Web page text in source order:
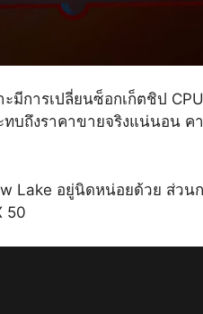
มีการเปลี่ยนซ็อกเก็ตชิป
บถึงราคาขายจริงแน่นอน ค
Lake อยู่นิดหน่อยด้วย ส่วน
50